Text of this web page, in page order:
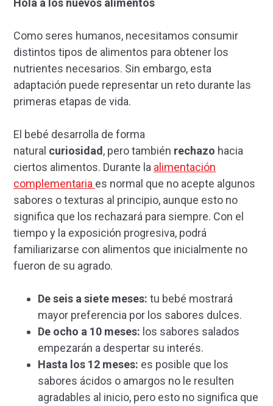
Hola a los nuevos alimentos
Como seres humanos, necesitamos consumir
distintos tipos de alimentos para obtener los
nutrientes necesarios. Sin embargo, esta
adaptación puede representar un reto durante las
primeras etapas de vida.
El bebé desarrolla de forma
natural curiosidad, pero también rechazo hacia
ciertos alimentos. Durante la alimentación
complementaria es normal que no acepte algunos
sabores o texturas al principio, aunque esto no
significa que los rechazará para siempre. Con el
tiempo y la exposición progresiva, podrá
familiarizarse con alimentos que inicialmente no
fueron de su agrado.
De seis a siete meses: tu bebé mostrará
mayor preferencia por los sabores dulces.
De ocho a 10 meses: los sabores salados
empezarán a despertar su interés.
Hasta los 12 meses: es posible que los
sabores ácidos o amargos no le resulten
agradables al inicio, pero esto no significa que